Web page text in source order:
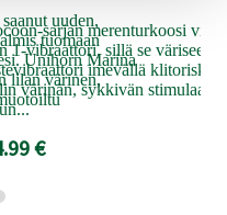
uuden,
tuomaan
Unihorn Marina
lilan värinen,
sarjan merenturkoosi
1-vibraattori, sillä se värisee,
imevällä
värinän, sykkivän
€